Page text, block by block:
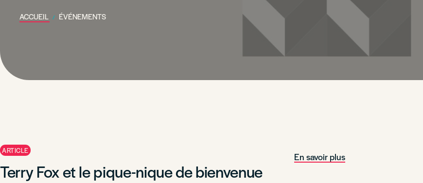
ACCUEIL ÉVÉNEMENTS
ARTICLE
Terry Fox et le pique-nique de bienvenue
En savoir plus